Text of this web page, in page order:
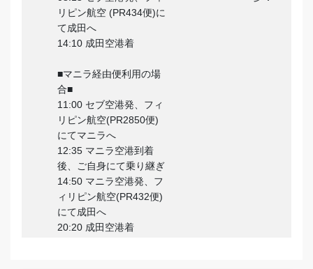
リピン航空 (PR434便)に
て成田へ
14:10 成田空港着
■マニラ経由便利用の場
合■
11:00 セブ空港発、フィ
リピン航空(PR2850便)
にてマニラへ
12:35 マニラ空港到着
後、ご自身にて乗り継ぎ
14:50 マニラ空港発、フ
ィリピン航空(PR432便)
にて成田へ
20:20 成田空港着